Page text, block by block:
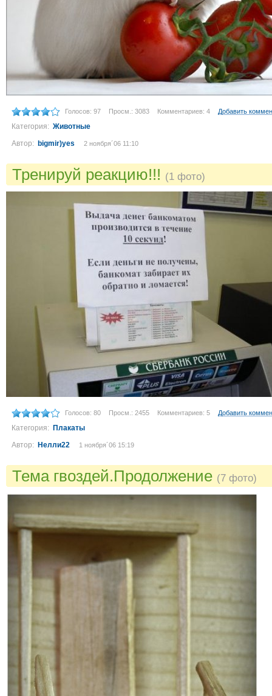
Голосов: 97 Просм.: 3083 Комментариев: 4 Добавить
Категория: Животные
Автор: bigmir)yes 2 ноября´06 11:10
Тренируй реакцию!!! (1 фото)
Голосов: 80 Просм.: 2455 Комментариев: 5 Добавить
Категория: Плакаты
Автор: Нелли22 1 ноября´06 15:19
Тема гвоздей.Продолжение (7 фото)